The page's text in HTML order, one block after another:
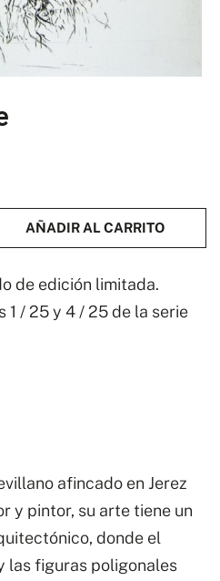
AÑADIR AL CARRITO
de edición limitada.
/ 25 y 4 / 25 de la serie
afincado en Jerez
y pintor, su arte tiene un
donde el
las figuras poligonales